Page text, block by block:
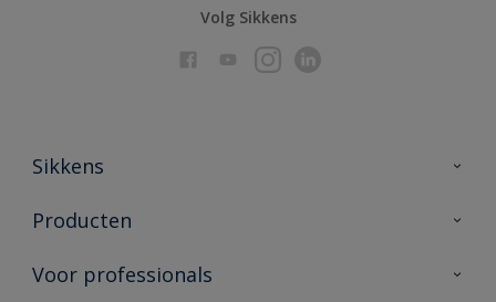
Volg Sikkens
Sikkens
Over Sikkens
Duurzaamheid
Producten
Producten voor binnen
Voor professionals